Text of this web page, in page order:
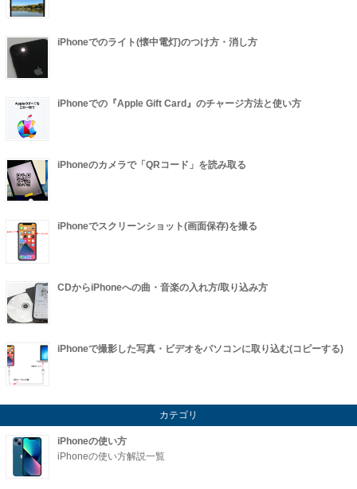
iPhoneでのライト(懐中電灯)のつけ方・消し方
iPhoneでの『Apple Gift Card』のチャージ方法と使い方
iPhoneのカメラで「QRコード」を読み取る
iPhoneでスクリーンショット(画面保存)を撮る
CDからiPhoneへの曲・音楽の入れ方/取り込み方
iPhoneで撮影した写真・ビデオをパソコンに取り込む(コピーする)
カテゴリ
iPhoneの使い方
iPhoneの使い方解説一覧